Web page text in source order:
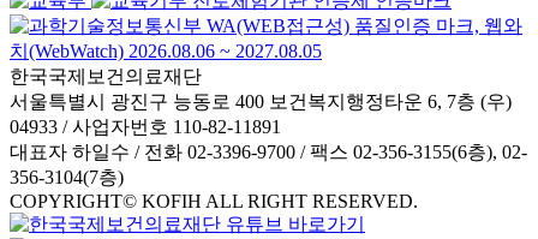
한국국제보건의료재단
서울특별시 광진구 능동로 400 보건복지행정타운 6, 7층 (우)
04933 / 사업자번호 110-82-11891
대표자 하일수 / 전화 02-3396-9700 / 팩스 02-356-3155(6층), 02-
356-3104(7층)
COPYRIGHT© KOFIH ALL RIGHT RESERVED.